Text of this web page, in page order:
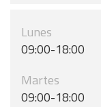
Lunes
09:00-18:00
Martes
09:00-18:00